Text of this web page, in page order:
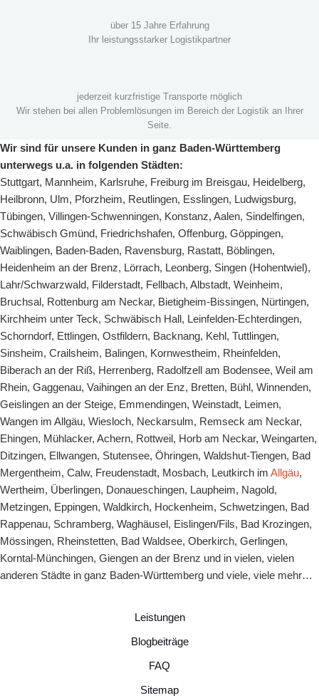
über 15 Jahre Erfahrung
Ihr leistungsstarker Logistikpartner
jederzeit kurzfristige Transporte möglich
Wir stehen bei allen Problemlösungen im Bereich der Logistik an Ihrer
Seite.
Wir sind für unsere Kunden in ganz Baden-Württemberg
unterwegs u.a. in folgenden Städten:
Stuttgart, Mannheim, Karlsruhe, Freiburg im Breisgau, Heidelberg,
Heilbronn, Ulm, Pforzheim, Reutlingen, Esslingen, Ludwigsburg,
Tübingen, Villingen-Schwenningen, Konstanz, Aalen, Sindelfingen,
Schwäbisch Gmünd, Friedrichshafen, Offenburg, Göppingen,
Waiblingen, Baden-Baden, Ravensburg, Rastatt, Böblingen,
Heidenheim an der Brenz, Lörrach, Leonberg, Singen (Hohentwiel),
Lahr/Schwarzwald, Filderstadt, Fellbach, Albstadt, Weinheim,
Bruchsal , Rottenburg am Neckar, Bietigheim-Bissingen, Nürtingen,
Kirchheim unter Teck, Schwäbisch Hall , Leinfelden-Echterdingen,
Schorndorf, Ettlingen, Ostfildern, Backnang, Kehl , Tuttlingen,
Sinsheim, Crailsheim, Balingen, Kornwestheim, Rheinfelden,
Biberach an der Riß, Herrenberg, Radolfzell am Bodensee, Weil am
Rhein, Gaggenau, Vaihingen an der Enz, Bretten, Bühl , Winnenden,
Geislingen an der Steige, Emmendingen, Weinstadt, Leimen,
Wangen im Allgäu, Wiesloch, Neckarsulm, Remseck am Neckar,
Ehingen, Mühlacker, Achern, Rottweil, Horb am Neckar, Weingarten,
Ditzingen, Ellwangen, Stutensee, Öhringen, Waldshut-Tiengen, Bad
Mergentheim, Calw, Freudenstadt, Mosbach, Leutkirch im Allgäu,
Wertheim, Überlingen, Donaueschingen, Laupheim, Nagold,
Metzingen, Eppingen, Waldkirch, Hockenheim, Schwetzingen, Bad
Rappenau, Schramberg, Waghäusel, Eislingen/Fils, Bad Krozingen,
Mössingen, Rheinstetten, Bad Waldsee, Oberkirch, Gerlingen,
Korntal-Münchingen, Giengen an der Brenz und in vielen, vielen
anderen Städte in ganz Baden-Württemberg und viele, viele mehr…
Leistungen
Blogbeiträge
FAQ
Sitemap